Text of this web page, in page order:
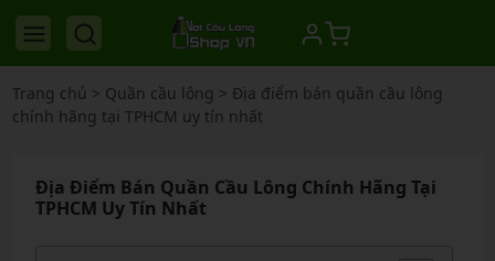
Trang chủ > Quần cầu lông > Địa điểm bán quần cầu lông
chính hãng tại TPHCM uy tín nhất
Địa Điểm Bán Quần Cầu Lông Chính Hãng Tại
TPHCM Uy Tín Nhất